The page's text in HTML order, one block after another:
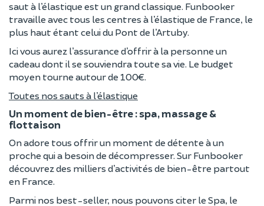
saut à l’élastique est un grand classique. Funbooker
travaille avec tous les centres à l’élastique de France, le
plus haut étant celui du Pont de l’Artuby.
Ici vous aurez l’assurance d’offrir à la personne un
cadeau dont il se souviendra toute sa vie. Le budget
moyen tourne autour de 100€.
Toutes nos sauts à l’élastique
Un moment de bien-être : spa, massage &
flottaison
On adore tous offrir un moment de détente à un
proche qui a besoin de décompresser. Sur Funbooker
découvrez des milliers d’activités de bien-être partout
en France.
Parmi nos best-seller, nous pouvons citer le Spa, le